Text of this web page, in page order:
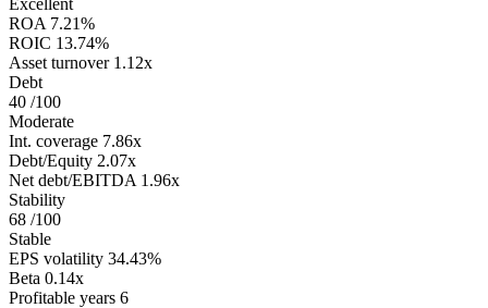
Excellent
ROA 7.21%
ROIC 13.74%
Asset turnover 1.12x
Debt
40 /100
Moderate
Int. coverage 7.86x
Debt/Equity 2.07x
Net debt/EBITDA 1.96x
Stability
68 /100
Stable
EPS volatility 34.43%
Beta 0.14x
Profitable years 6